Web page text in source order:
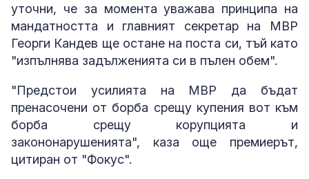
уточни, че за момента уважава принципа на
мандатността и главният секретар на МВР
Георги Кандев ще остане на поста си, тъй като
"изпълнява задълженията си в пълен обем".
"Предстои усилията на МВР да бъдат
пренасочени от борба срещу купения вот към
борба срещу корупцията и
закононарушенията", каза още премиерът,
цитиран от "Фокус".